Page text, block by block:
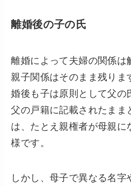
離婚後の子の氏
離婚によって夫婦の関係は
親子関係はそのまま残りま
婚後も子は原則として父の
父の戸籍に記載されたまま
は、たとえ親権者が母親に
様です。
しかし、母子で異なる名字